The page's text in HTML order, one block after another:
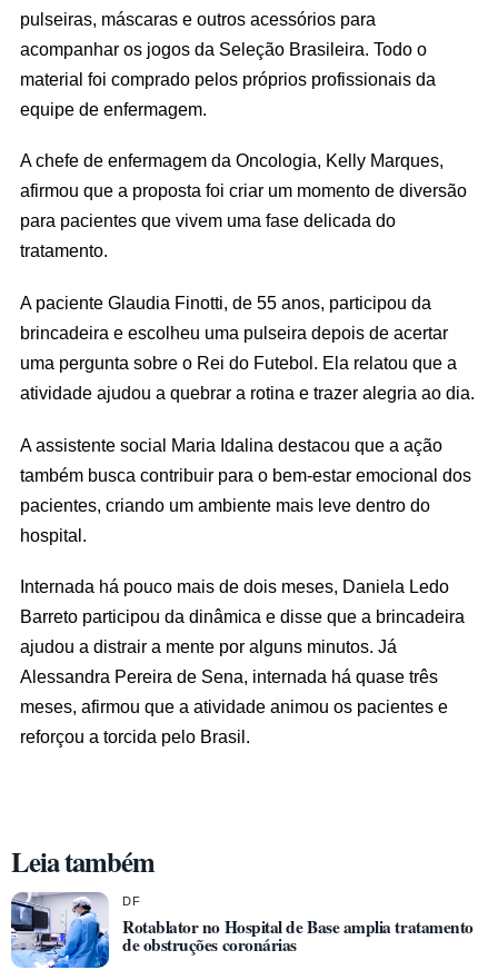
pulseiras, máscaras e outros acessórios para
acompanhar os jogos da Seleção Brasileira. Todo o
material foi comprado pelos próprios profissionais da
equipe de enfermagem.
A chefe de enfermagem da Oncologia, Kelly Marques,
afirmou que a proposta foi criar um momento de diversão
para pacientes que vivem uma fase delicada do
tratamento.
A paciente Glaudia Finotti, de 55 anos, participou da
brincadeira e escolheu uma pulseira depois de acertar
uma pergunta sobre o Rei do Futebol. Ela relatou que a
atividade ajudou a quebrar a rotina e trazer alegria ao dia.
A assistente social Maria Idalina destacou que a ação
também busca contribuir para o bem-estar emocional dos
pacientes, criando um ambiente mais leve dentro do
hospital.
Internada há pouco mais de dois meses, Daniela Ledo
Barreto participou da dinâmica e disse que a brincadeira
ajudou a distrair a mente por alguns minutos. Já
Alessandra Pereira de Sena, internada há quase três
meses, afirmou que a atividade animou os pacientes e
reforçou a torcida pelo Brasil.
Leia também
DF
Rotablator no Hospital de Base amplia tratamento
de obstruções coronárias